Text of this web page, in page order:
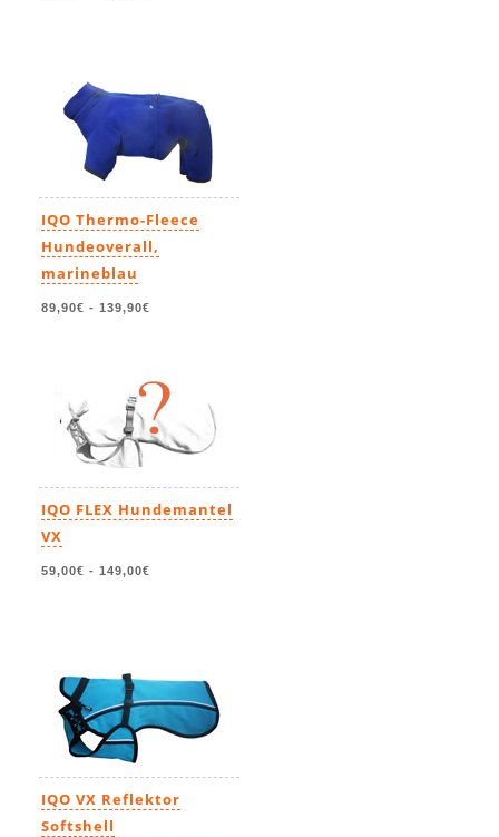
IQO Thermo-Fleece
Hundeoverall,
marineblau
89,90€ - 139,90€
IQO FLEX Hundemantel
VX
59,00€ - 149,00€
IQO VX Reflektor
Softshell